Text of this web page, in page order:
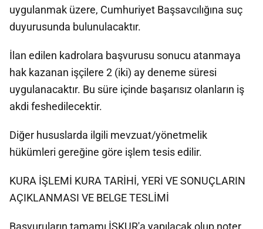
uygulanmak üzere, Cumhuriyet Başsavcılığına suç
duyurusunda bulunulacaktır.
İlan edilen kadrolara başvurusu sonucu atanmaya
hak kazanan işçilere 2 (iki) ay deneme süresi
uygulanacaktır. Bu süre içinde başarısız olanların iş
akdi feshedilecektir.
Diğer hususlarda ilgili mevzuat/yönetmelik
hükümleri gereğine göre işlem tesis edilir.
KURA İŞLEMİ KURA TARİHİ, YERİ VE SONUÇLARIN
AÇIKLANMASI VE BELGE TESLİMİ
Başvuruların tamamı İŞKUR'a yapılacak olup noter